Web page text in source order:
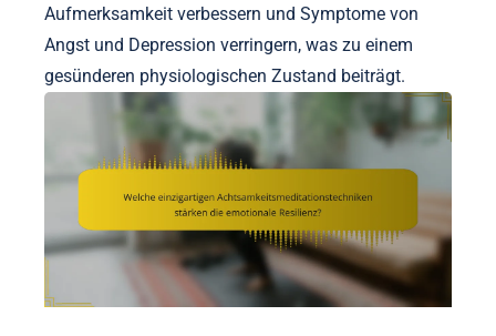
Aufmerksamkeit verbessern und Symptome von
Angst und Depression verringern, was zu einem
gesünderen physiologischen Zustand beiträgt.